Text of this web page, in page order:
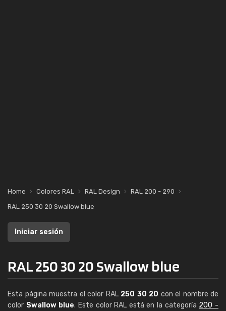
Home Colores RAL RAL Design
RAL 200 - 290
RAL 250 30 20 Swallow blue
Iniciar sesión
RAL 250 30 20 Swallow blue
Esta página muestra el color RAL 250 30 20 con el nombre de
color Swallow blue. Este color RAL está en la categoría 200 -